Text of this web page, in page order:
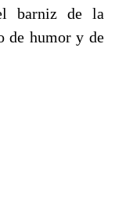
barniz de la
de humor y de